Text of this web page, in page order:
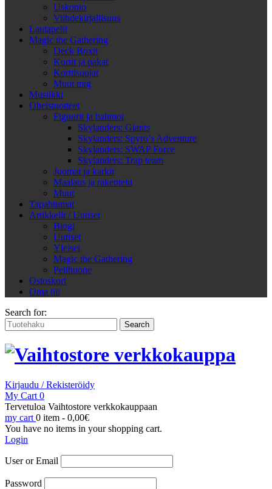
Uskonto
Viihdekirjallisuus
Lautapelit
Magic the Gathering
Deck Boxit
Kortit ja pakat
Korttisuojat
Muut mtg
Musiikki
Oheistuotteet
Figuurit ja hahmot
Skylanders: Giants
Skylanders: Spyro’s Adventure
Skylanders: SWAP Force
Skylanders: Trap team
Juomat ja karkit
Maalaus ja rakentelu
Muut
Tapahtumat
Artikkelit / Uutiset
Blogi
Uutiset
Yleiset
Magic the Gathering
Pelihuone
Ostoskori
Oma tili
Search for:
Kirjaudu / Rekisteröidy
My Cart 0
Tervetuloa Vaihtostore verkkokauppaan
my cart 0 item - 0,00€
You have no items in your shopping cart.
Login
User or Email
Password